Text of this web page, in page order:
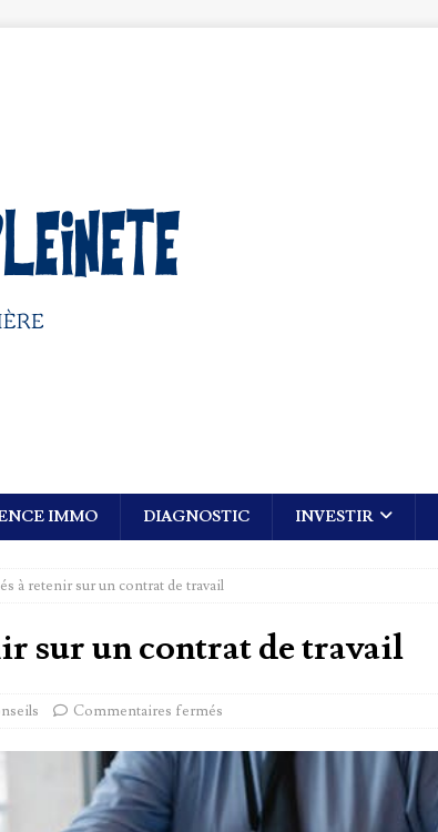
IMMO DIAGNOSTIC INVESTIR
à retenir sur un contrat de travail
sur un contrat de travail
Commentaires fermés